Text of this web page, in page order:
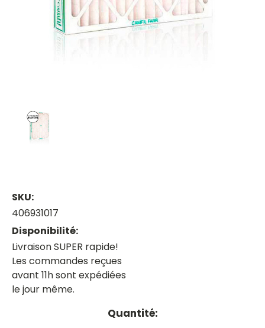
SKU:
406931017
Disponibilité:
Livraison SUPER rapide!
Les commandes reçues
avant 11h sont expédiées
le jour même.
Quantité: